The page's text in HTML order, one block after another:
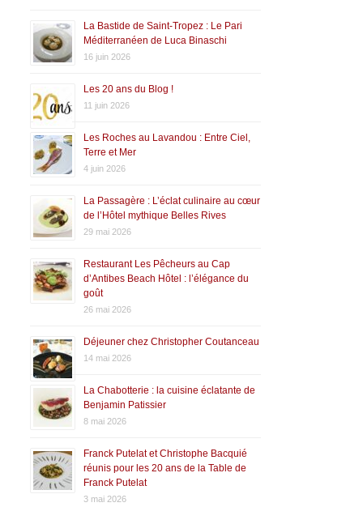
La Bastide de Saint-Tropez : Le Pari
Méditerranéen de Luca Binaschi
16 juin 2026
Les 20 ans du Blog !
11 juin 2026
Les Roches au Lavandou : Entre Ciel,
Terre et Mer
4 juin 2026
La Passagère : L’éclat culinaire au cœur
de l’Hôtel mythique Belles Rives
29 mai 2026
Restaurant Les Pêcheurs au Cap
d’Antibes Beach Hôtel : l’élégance du
goût
26 mai 2026
Déjeuner chez Christopher Coutanceau
14 mai 2026
La Chabotterie : la cuisine éclatante de
Benjamin Patissier
8 mai 2026
Franck Putelat et Christophe Bacquié
réunis pour les 20 ans de la Table de
Franck Putelat
3 mai 2026